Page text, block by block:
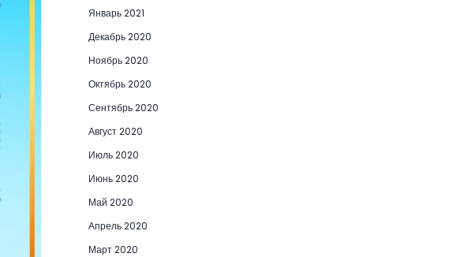
Январь 2021
Декабрь 2020
Ноябрь 2020
Октябрь 2020
Сентябрь 2020
Август 2020
Июль 2020
Июнь 2020
Май 2020
Апрель 2020
Март 2020